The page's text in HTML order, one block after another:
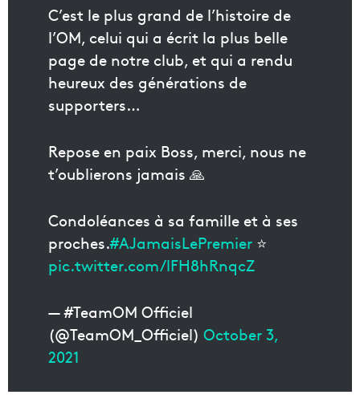
C’est le plus grand de l’histoire de
l’OM, celui qui a écrit la plus belle
page de notre club, et qui a rendu
heureux des générations de
supporters…
Repose en paix Boss, merci, nous ne
t’oublierons jamais 🙏
Condoléances à sa famille et à ses
proches.#AJamaisLePremier ⭐️
pic.twitter.com/lFH8hRnqcZ
— #TeamOM Officiel
(@TeamOM_Officiel) October 3,
2021